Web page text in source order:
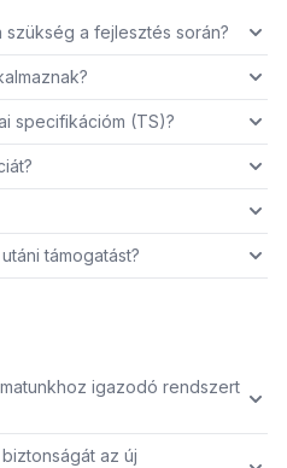
szükség a fejlesztés során?
specifikációm (TS)?
támogatást?
igazodó rendszert
az új